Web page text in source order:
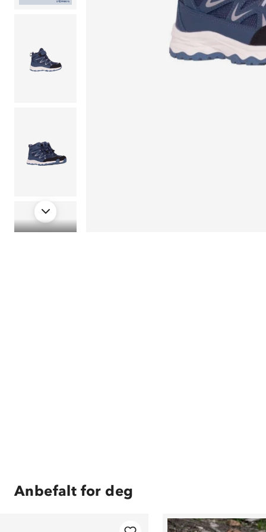
Anbefalt for deg